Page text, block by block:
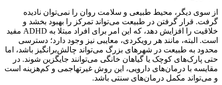
از سوی دیگر، محیط طبیعی و سلامت روان را نمی‌توان نادیده
گرفت. قرار گرفتن در طبیعت می‌تواند تمرکز را بهبود بخشد و
خلاقیت را افزایش دهد، که این امر برای افراد مبتلا به ADHD مفید
است. البته، مانند هر رویکردی، معایبی نیز وجود دارد؛ دسترسی
محدود به طبیعت در شهرهای بزرگ می‌تواند چالش‌برانگیز باشد، اما
حتی پارک‌های کوچک یا گیاهان خانگی می‌توانند جایگزین شوند. در
مقایسه با درمان‌های دارویی، این روش غیرتهاجمی و کم‌هزینه است
و می‌تواند مکمل درمان‌های سنتی باشد.